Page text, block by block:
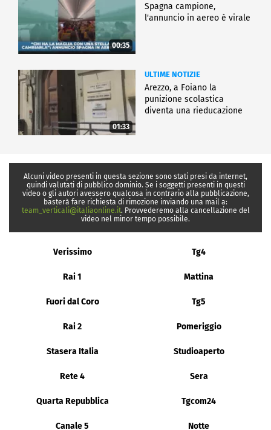
00:35
Spagna campione,
l'annuncio in aereo è virale
01:33
ULTIME NOTIZIE
Arezzo, a Foiano la
punizione scolastica
diventa una rieducazione
Alcuni video presenti in questa sezione sono stati presi da internet,
quindi valutati di pubblico dominio. Se i soggetti presenti in questi
video o gli autori avessero qualcosa in contrario alla pubblicazione,
basterà fare richiesta di rimozione inviando una mail a:
team_verticali@italiaonline.it. Provvederemo alla cancellazione del
video nel minor tempo possibile.
Verissimo Tg4
Rai 1 Mattina
Fuori dal Coro Tg5
Rai 2 Pomeriggio
Stasera Italia Studioaperto
Rete 4 Sera
Quarta Repubblica Tgcom24
Canale 5 Notte